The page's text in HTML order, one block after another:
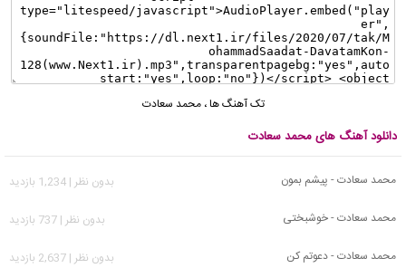
تک آهنگ ها،محمد سعادت
دانلود آهنگ های محمد سعادت
محمد سعادت - پيشم بمون
بدون نظر | 1,234 بازدید
محمد سعادت - خوشبختی
بدون نظر | 737 بازدید
محمد سعادت - دعوتم کن
بدون نظر | 2,637 بازدید